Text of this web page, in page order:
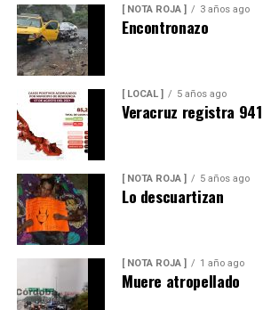
[ NOTA ROJA ] 3 años ago
Encontronazo
[ LOCAL ] 5 años ago
Veracruz registra
[ NOTA ROJA ] 5 años ago
Lo descuartizan
[ NOTA ROJA ] 1 año ago
Muere atropellado